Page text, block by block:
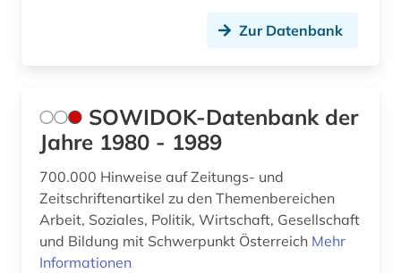
Zur Datenbank
SOWIDOK-Datenbank der
Jahre 1980 - 1989
700.000 Hinweise auf Zeitungs- und
Zeitschriftenartikel zu den Themenbereichen
Arbeit, Soziales, Politik, Wirtschaft, Gesellschaft
und Bildung mit Schwerpunkt Österreich Mehr
Informationen